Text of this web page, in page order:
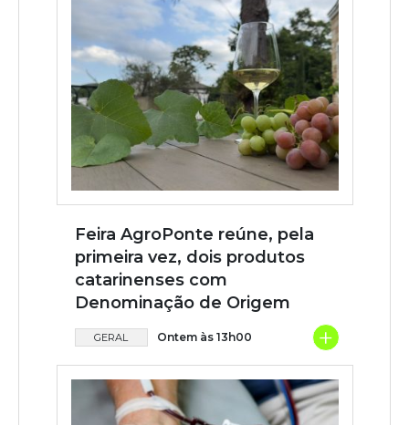
Feira AgroPonte reúne, pela
primeira vez, dois produtos
catarinenses com
Denominação de Origem
GERAL Ontem às 13h00 +